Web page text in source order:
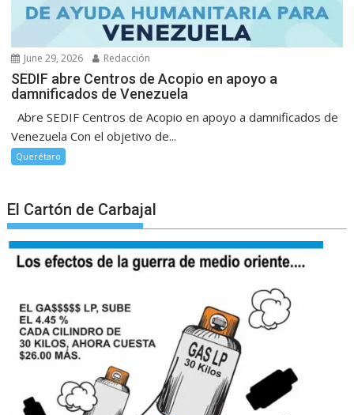
June 29, 2026 Redacción
SEDIF abre Centros de Acopio en apoyo a
damnificados de Venezuela
Abre SEDIF Centros de Acopio en apoyo a damnificados de
Venezuela Con el objetivo de...
Querétaro
El Cartón de Carbajal